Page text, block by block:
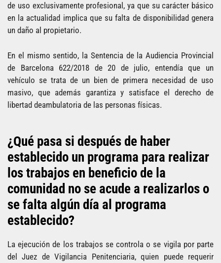
de uso exclusivamente profesional, ya que su carácter básico
en la actualidad implica que su falta de disponibilidad genera
un daño al propietario.
En el mismo sentido, la Sentencia de la Audiencia Provincial
de Barcelona 622/2018 de 20 de julio, entendía que un
vehículo se trata de un bien de primera necesidad de uso
masivo, que además garantiza y satisface el derecho de
libertad deambulatoria de las personas físicas.
¿Qué pasa si después de haber
establecido un programa para realizar
los trabajos en beneficio de la
comunidad no se acude a realizarlos o
se falta algún día al programa
establecido?
La ejecución de los trabajos se controla o se vigila por parte
del Juez de Vigilancia Penitenciaria, quien puede requerir